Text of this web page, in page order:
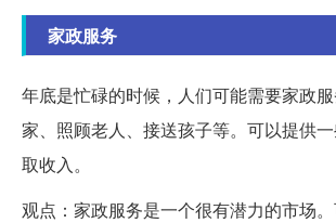
家政服务
年底是忙碌的时候，人们可能需要家政
家、照顾老人、接送孩子等。可以提供
取收入。
观点：家政服务是一个很有潜力的市场